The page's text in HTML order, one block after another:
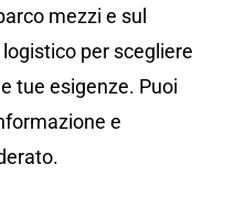
mezzi e sul
per scegliere
tue esigenze. Puoi
e